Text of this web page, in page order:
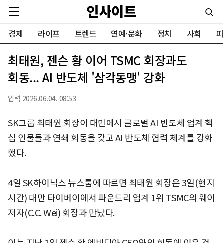
경제 라이프 트렌드 연예·문화 정치 사회
최태원, 젠슨 황 이어 TSMC 회장과도
회동... AI 반도체 '삼각동맹' 강화
입력 2026.06.04. 08:53
SK그룹 최태원 회장이 대만에서 글로벌 AI 반도체 업계 핵
심 인물들과 연쇄 회동을 갖고 AI 반도체 협력 체계를 강화
했다.
4일 SK하이닉스 뉴스룸에 따르면 최태원 회장은 3일(현지
시간) 대만 타이베이에서 파운드리 업계 1위 TSMC의 웨이
저자(C.C. Wei) 회장과 만났다.